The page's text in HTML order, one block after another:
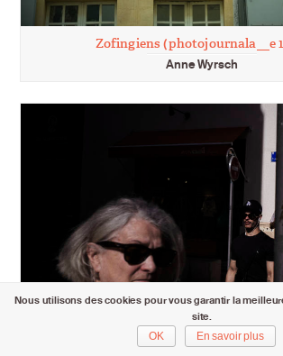
Zofingiens (photojournala__e
Anne Wyrsch
Nous utilisons des cookies pour vous garantir la
site.
OK
En savoir plus